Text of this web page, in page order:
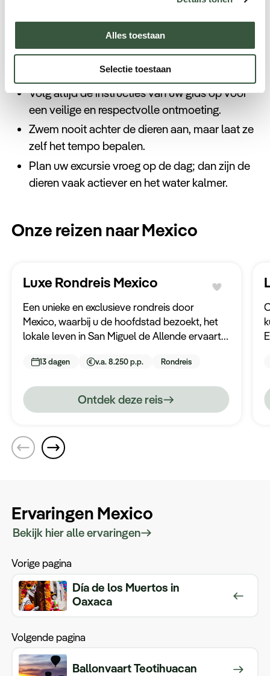
Alles toestaan
Selectie toestaan
water stil te blijven.
Draag alleen biologisch afbreekbare
zonnebrandcrème om het water te
Volg altijd de instructies van uw gids op voor
een veilige en respectvolle ontmoeting.
Zwem nooit achter de dieren aan, maar laat ze
zelf het tempo bepalen.
Plan uw excursie vroeg op de dag; dan zijn de
dieren vaak actiever en het water kalmer.
Onze reizen naar Mexico
Luxe Rondreis Mexico
Een unieke en exclusieve rondreis door
Mexico, waarbij u de hoofdstad bezoekt, het
lokale leven in San Miguel de Allende ervaart
land verblijft. Uiteraard sluit u de reis af met
13 dagen v.a. 8.250 p.p. Rondreis
Ontdek deze reis
Ervaringen Mexico
Bekijk hier alle ervaringen
Vorige pagina
Día de los Muertos in
Oaxaca
Volgende pagina
Ballonvaart Teotihuacan